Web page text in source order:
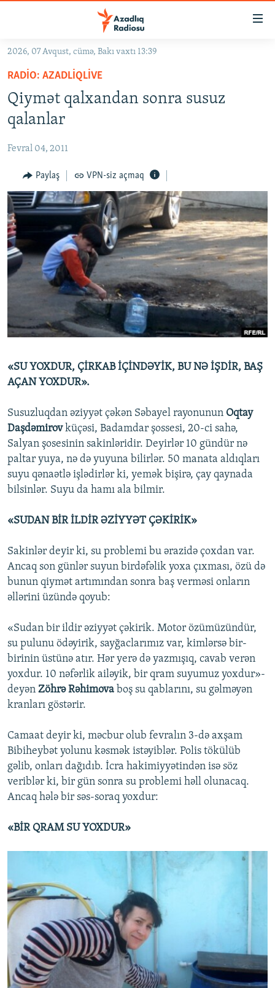
Əsas
qayıt
Əsas
naviqasiyaya
qayıt
Axtarışa
GÜNDƏM
KORRUPSIOMETR
#ƏSLINDƏ
FƏRQƏ BAX
QANUNI DOĞRU
ARAŞDIRMA
MULTIMEDIA
FOTOQALEREYA
İNFOQRAFIKA
KARIKATURA
RADIO ARXIV
OXU ZALI
AZƏRBAYCAN ƏDƏBIYYATI KITABXANASI
İSLAM VƏ DEMOKRATIYA
İZ - MƏDƏNIYYƏT PROQRAMI
HAQQIMIZDA
MISSIYAMIZ
PEŞƏ ETIKASI VƏ JURNALISTIKA STANDARTLARIMIZ
MATERIALLARIMIZDAN ISTIFADƏ
BIZIMLƏ ƏLAQƏ
2026, 07 Avqust, cümə, Bakı vaxtı 13:39
RADIO: AZADLIQLIVE
Qiymət qalxandan sonra susuz
qalanlar
Fevral 04, 2011
Paylaş VPN-siz açmaq
«SU YOXDUR, ÇİRKAB İÇİNDƏYİK, BU NƏ İŞDİR, BAŞ
AÇAN YOXDUR».
Susuzluqdan əziyyət çəkən Səbayel rayonunun Oqtay
Daşdəmirovküçəsi, Badamdar şossesi, 20-ci sahə,
Salyan şosesinin sakinləridir. Deyirlər 10 gündür nə
paltar yuya, nə də yuyuna bilirlər. 50 manata aldıqları
suyu qənaətlə işlədirlər ki, yemək bişirə, çay qaynada
bilsinlər. Suyu da hamı ala bilmir.
«SUDAN BİR İLDİR ƏZİYYƏT ÇƏKİRİK»
Sakinlər deyir ki, su problemi bu ərazidə çoxdan var.
Ancaq son günlər suyun birdəfəlik yoxa çıxması, özü də
bunun qiymət artımından sonra baş verməsi onların
əllərini üzündə qoyub:
«Sudan bir ildir əziyyət çəkirik. Motor özümüzündür,
su pulunu ödəyirik, sayğaclarımız var, kimlərsə bir-
birinin üstünə atır. Hər yerə də yazmışıq, cavab verən
yoxdur. 10 nəfərlik ailəyik, bir qram suyumuz yoxdur»-
deyən Zöhrə Rəhimova boş su qablarını, su gəlməyən
kranları göstərir.
Camaat deyir ki, məcbur olub fevralın 3-də axşam
Bibiheybət yolunu kəsmək istəyiblər. Polis tökülüb
gəlib, onları dağıdıb. İcra hakimiyyətindən isə söz
veriblər ki, bir gün sonra su problemi həll olunacaq.
Ancaq hələ bir səs-soraq yoxdur:
«BİR QRAM SU YOXDUR»